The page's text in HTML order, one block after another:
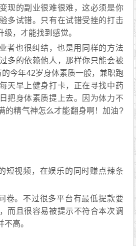
现的副业很难很难，这必须是你
多试错。只有在试错受挫的打击
，才能找到感觉。
者也很纠结，也是用同样的方法
多的依赖他人，那样你只能会被
今年42岁身体素质一般，兼职跑
天早上健身打卡，正在寻找中药
把身体素质提上去。因为体力不
的精气神怎么才能翻身啊！加油?
短视频，在娱乐的同时赚点辣条
卷。不过很多平台有最低提款要
而且很容易被提示不符合本次调
高。